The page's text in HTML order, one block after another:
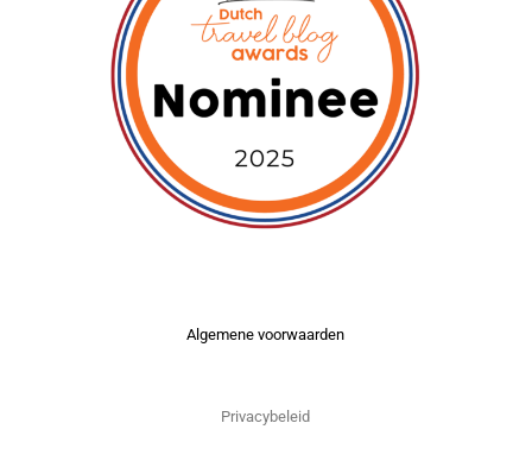
Algemene voorwaarden
Privacybeleid